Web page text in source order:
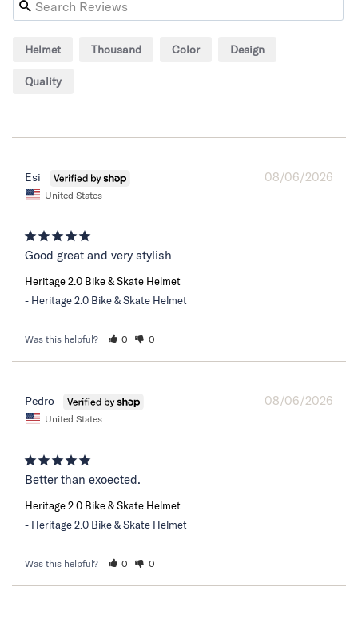
Helmet Thousand Color Design
Quality
08/06/2026
Esi
United States
Good great and very stylish
Heritage 2.0 Bike & Skate Helmet
Heritage 2.0 Bike & Skate Helmet
Was this helpful? 0 0
08/06/2026
Pedro
United States
Better than exoected.
Heritage 2.0 Bike & Skate Helmet
Heritage 2.0 Bike & Skate Helmet
Was this helpful? 0 0